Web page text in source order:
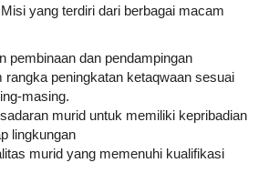
yang terdiri dari berbagai macam
pembinaan dan pendampingan
rangka peningkatan ketaqwaan sesuai
masing.
murid untuk memiliki kepribadian
lingkungan
murid yang memenuhi kualifikasi